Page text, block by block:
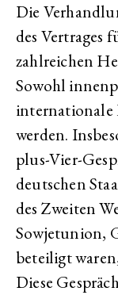
Die
des Vertrages
zahlreichen
Sowohl
internationale
werden.
plus-Vier-
deutschen
des Zweiten
Sowjetunion,
beteiligt
Diese